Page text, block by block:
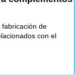
fabricación de
con el